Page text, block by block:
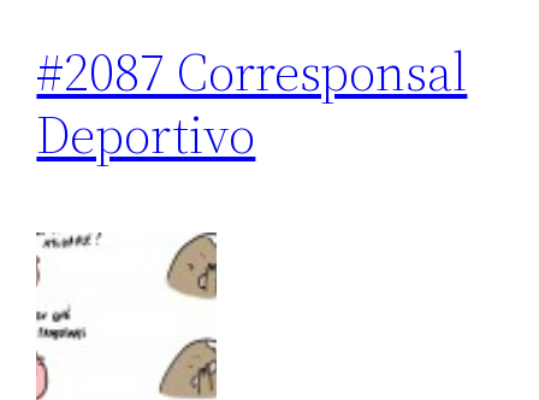
#2087 Corresponsal
Deportivo